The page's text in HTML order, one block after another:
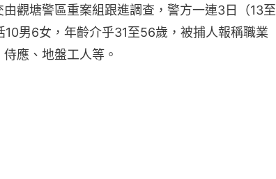
觀塘警區重案組跟進調查，警方一連3日（13至
10男6女，年齡介乎31至56歲，被捕人報稱職業
應、地盤工人等。